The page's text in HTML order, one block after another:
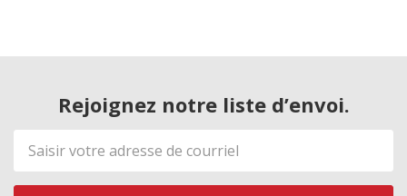
Rejoignez notre liste d’envoi.
Adresse
de
courriel